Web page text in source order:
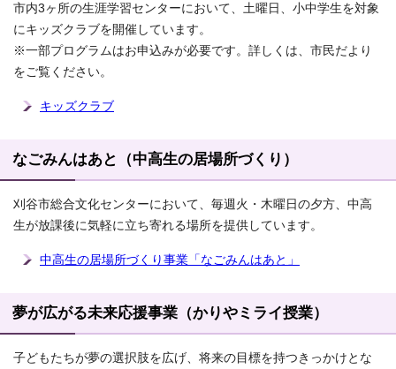
市内3ヶ所の生涯学習センターにおいて、土曜日、小中学生を対象
にキッズクラブを開催しています。
※一部プログラムはお申込みが必要です。詳しくは、市民だより
をご覧ください。
キッズクラブ
なごみんはあと（中高生の居場所づくり）
刈谷市総合文化センターにおいて、毎週火・木曜日の夕方、中高
生が放課後に気軽に立ち寄れる場所を提供しています。
中高生の居場所づくり事業「なごみんはあと」
夢が広がる未来応援事業（かりやミライ授業）
子どもたちが夢の選択肢を広げ、将来の目標を持つきっかけとな